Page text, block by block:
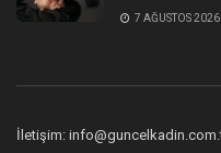
7 AĞUSTOS 2026
İletişim: